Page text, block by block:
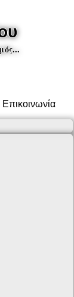
Επικοινωνία